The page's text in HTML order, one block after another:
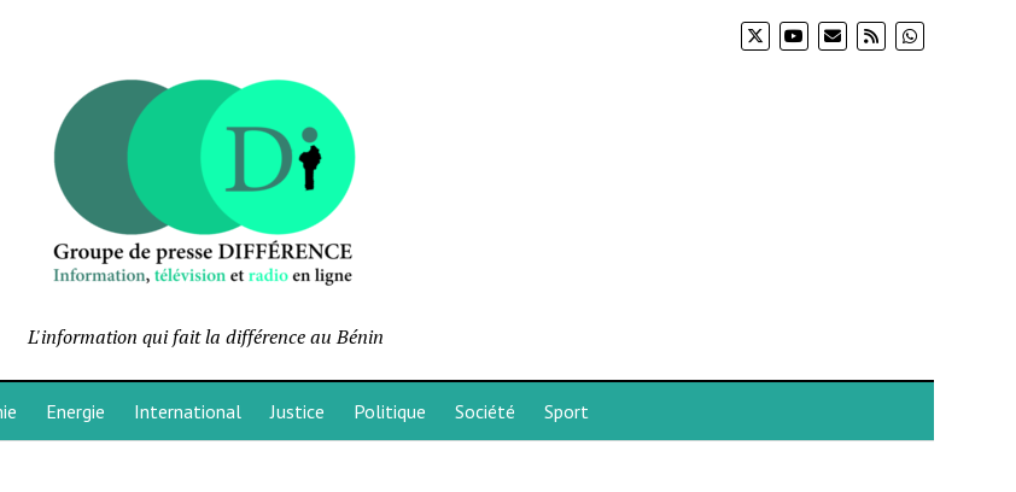
L'information qui fait la différence au Bénin
Energie International Justice Politique Société Sport